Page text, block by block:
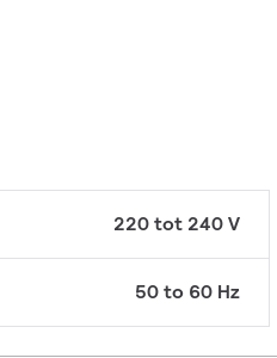
220 tot 240 V
50 to 60 Hz